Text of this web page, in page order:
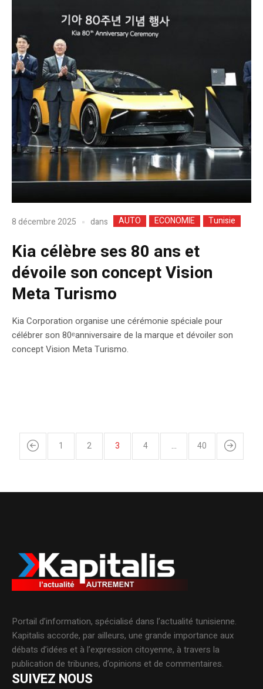
8 décembre 2025 dans AUTO ECONOMIE Tunisie
Kia célèbre ses 80 ans et
dévoile son concept Vision
Meta Turismo
Kia Corporation organise une cérémonie spéciale pour
célébrer son 80ᵉanniversaire de la marque et dévoiler son
concept Vision Meta Turismo.
1 2 3 4 … 40
Portail d’information, spécialisé dans l’actualité tunisienne.
Kapitalis accorde, par ailleurs, une grande importance aux
débats d’idées et à l’expression citoyenne, à travers la
publication de tribunes, d’opinions et de commentaires.
SUIVEZ NOUS